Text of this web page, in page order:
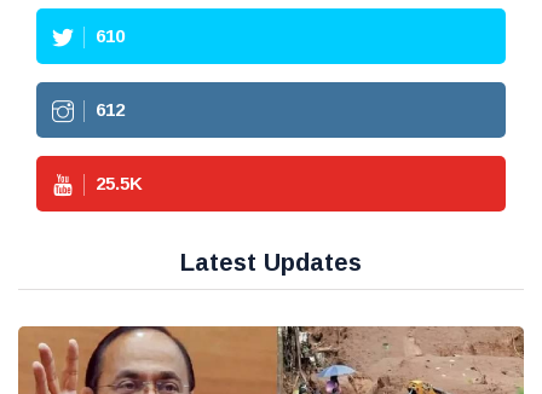
610
612
25.5K
Latest Updates